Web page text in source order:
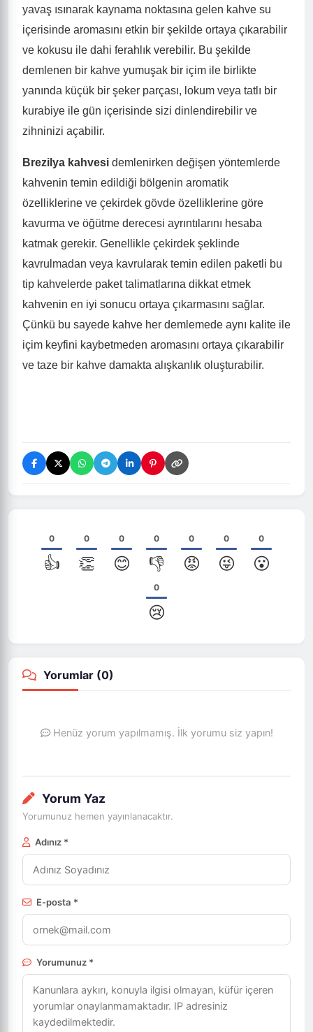
yavaş ısınarak kaynama noktasına gelen kahve su
içerisinde aromasını etkin bir şekilde ortaya çıkarabilir
ve kokusu ile dahi ferahlık verebilir. Bu şekilde
demlenen bir kahve yumuşak bir içim ile birlikte
yanında küçük bir şeker parçası, lokum veya tatlı bir
kurabiye ile gün içerisinde sizi dinlendirebilir ve
zihninizi açabilir.
Brezilya kahvesi demlenirken değişen yöntemlerde
kahvenin temin edildiği bölgenin aromatik
özelliklerine ve çekirdek gövde özelliklerine göre
kavurma ve öğütme derecesi ayrıntılarını hesaba
katmak gerekir. Genellikle çekirdek şeklinde
kavrulmadan veya kavrularak temin edilen paketli bu
tip kahvelerde paket talimatlarına dikkat etmek
kahvenin en iyi sonucu ortaya çıkarmasını sağlar.
Çünkü bu sayede kahve her demlemede aynı kalite ile
içim keyfini kaybetmeden aromasını ortaya çıkarabilir
ve taze bir kahve damakta alışkanlık oluşturabilir.
0
👍
0
👏
0
😊
0
👎
0
😡
0
😜
0
😮
0
😢
Yorumlar (0)
Henüz yorum yapılmamış. İlk yorumu siz yapın!
Yorum Yaz
Yorumunuz hemen yayınlanacaktır.
Adınız *
E-posta *
Yorumunuz *